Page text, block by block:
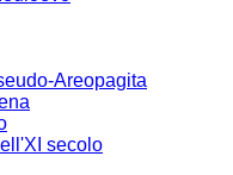
Areopagita
secolo